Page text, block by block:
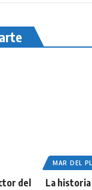
del
MAR DEL
La